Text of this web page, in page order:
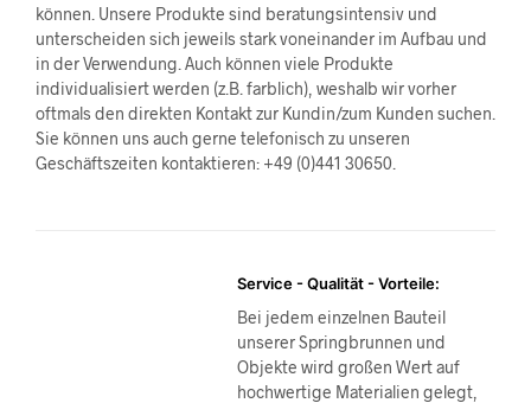
können. Unsere Produkte sind beratungsintensiv und
unterscheiden sich jeweils stark voneinander im Aufbau und
in der Verwendung. Auch können viele Produkte
individualisiert werden (z.B. farblich), weshalb wir vorher
oftmals den direkten Kontakt zur Kundin/zum Kunden suchen.
Sie können uns auch gerne telefonisch zu unseren
Geschäftszeiten kontaktieren: +49 (0)441 30650.
Service - Qualität - Vorteile:
Bei jedem einzelnen Bauteil
unserer Springbrunnen und
Objekte wird großen Wert auf
hochwertige Materialien gelegt,